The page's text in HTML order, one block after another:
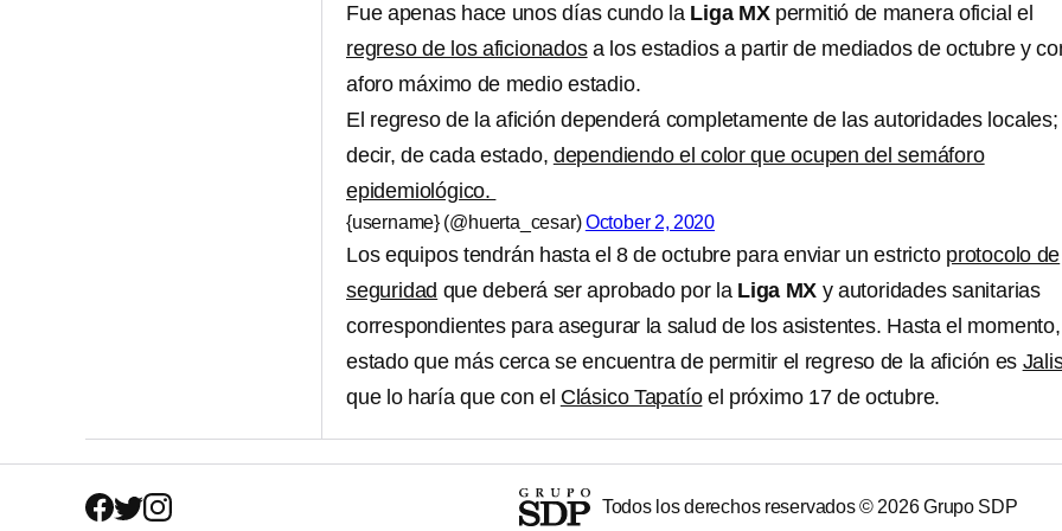
Fue apenas hace unos días cundo la Liga MXpermitió de manera oficial el
regreso de los aficionadosa los estadios a partir de mediados de octubre y
aforo máximo de medio estadio.
El regreso de la afición dependerá completamente de las autoridades
decir, de cada estado, dependiendo el color que ocupen del semáforo
epidemiológico.
{username} (@huerta_cesar)October 2, 2020
Los equipos tendrán hasta el 8 de octubre para enviar un estricto protocolo de
seguridad que deberá ser aprobado por la Liga MX y autoridades sanitarias
correspondientes para asegurar la salud de los asistentes. Hasta el momento,
estado que más cerca se encuentra de permitir el regreso de la afición es
que lo haría que con el Clásico Tapatíoel próximo 17 de octubre.
Todos los derechos reservados © 2026Grupo SDP